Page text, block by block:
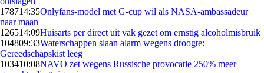
178714:35Onlyfans-model met G-cup wil als NASA-ambassadeur
naar maan
126514:09Huisarts per direct uit vak gezet om ernstig alcoholmisbruik
104809:33Waterschappen slaan alarm wegens droogte:
Gereedschapskist leeg
103410:08NAVO zet wegens Russische provocatie 250% meer